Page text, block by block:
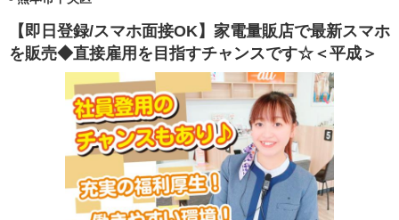
【即日登録/スマホ面接OK】家電量販店で最新スマホ
を販売◆直接雇用を目指すチャンスです☆＜平成＞